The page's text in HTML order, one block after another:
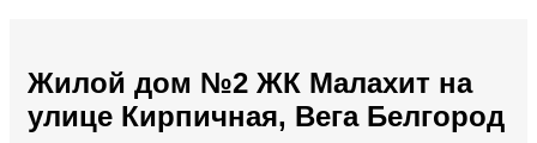
Жилой дом №2 ЖК Малахит на
улице Кирпичная, Вега Белгород